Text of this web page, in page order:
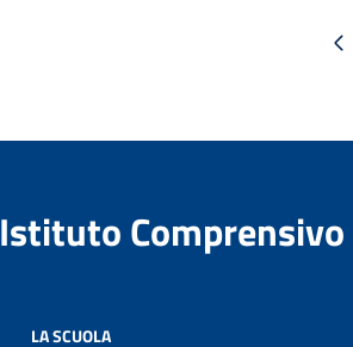
Pagina
Istituto
LA SCUOLA